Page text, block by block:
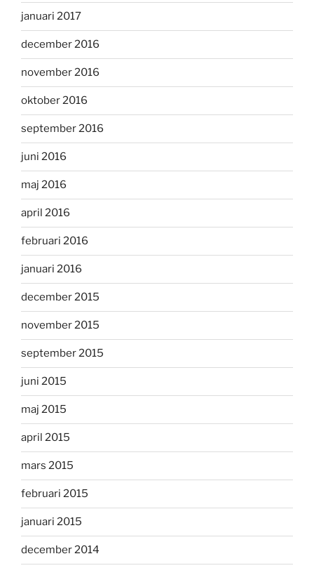
januari 2017
december 2016
november 2016
oktober 2016
september 2016
juni 2016
maj 2016
april 2016
februari 2016
januari 2016
december 2015
november 2015
september 2015
juni 2015
maj 2015
april 2015
mars 2015
februari 2015
januari 2015
december 2014